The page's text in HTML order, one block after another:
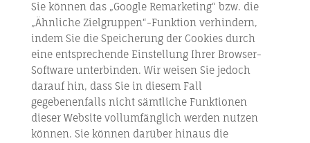
Sie können das „Google Remarketing“ bzw. die
„Ähnliche Zielgruppen“-Funktion verhindern,
indem Sie die Speicherung der Cookies durch
eine entsprechende Einstellung Ihrer Browser-
Software unterbinden. Wir weisen Sie jedoch
darauf hin, dass Sie in diesem Fall
gegebenenfalls nicht sämtliche Funktionen
dieser Website vollumfänglich werden nutzen
können. Sie können darüber hinaus die